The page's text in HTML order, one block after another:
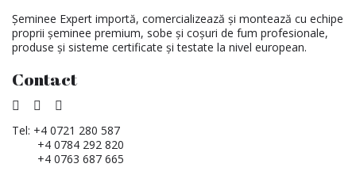
Șeminee Expert importă, comercializează și montează cu echipe
proprii șeminee premium, sobe și coșuri de fum profesionale,
produse și sisteme certificate și testate la nivel european.
Contact
Tel: +4 0721 280 587
+4 0784 292 820
+4 0763 687 665